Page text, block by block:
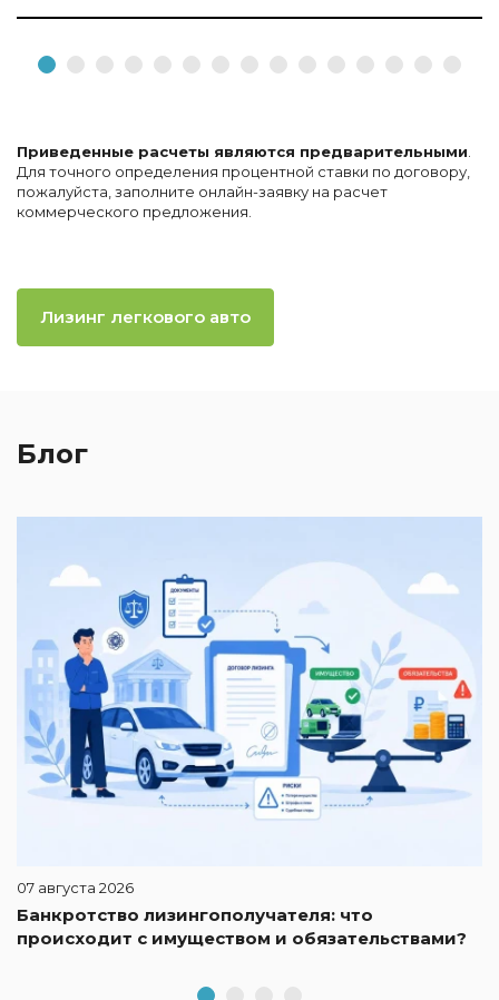
Приведенные расчеты являются предварительными
Для точного определения процентной ставки по договору,
пожалуйста, заполните онлайн-заявку на расчет
коммерческого предложения.
Лизинг легкового авто
Блог
07 августа 2026
Банкротство лизингополучателя: что
происходит с имуществом и обязательствами?